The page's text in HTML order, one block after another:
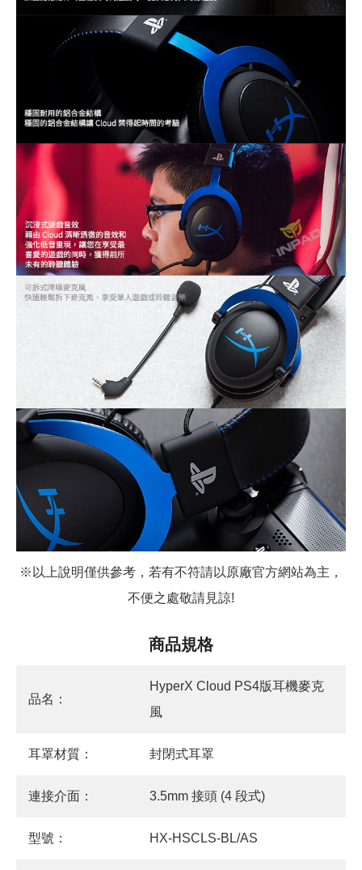
※以上說明僅供參考，若有不符請以原廠官方網站為主，
不便之處敬請見諒!
商品規格
品名：
HyperX Cloud PS4版耳機麥克
風
耳罩材質： 封閉式耳罩
連接介面： 3.5mm 接頭 (4 段式)
型號： HX-HSCLS-BL/AS